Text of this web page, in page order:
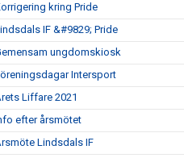
kring Pride
IF &#9829; Pride
ungdomskiosk
Intersport
Liffare 2021
efter årsmötet
Lindsdals IF